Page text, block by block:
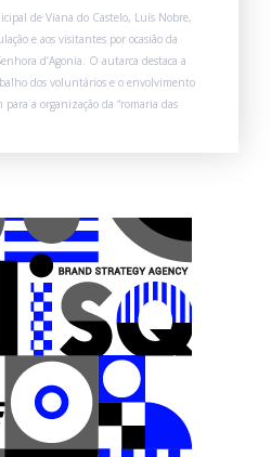
de Viana do Castelo, Luís Nobre,
e aos visitantes por ocasião da
d’Agonia. O autarca destaca a
dos voluntários e o envolvimento
a organização da “romaria das